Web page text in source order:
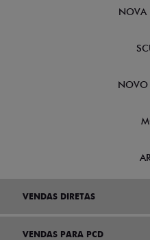
NOVA
NOVO
VENDAS DIRETAS
VENDAS PARA PCD